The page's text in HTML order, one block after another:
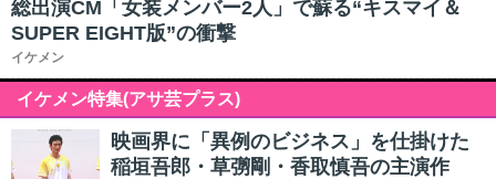
総出演CM「女装メンバー2人」で蘇る“キスマイ＆
SUPER EIGHT版”の衝撃
イケメン
イケメン特集(アサ芸プラス)
映画界に「異例のビジネス」を仕掛けた
稲垣吾郎・草彅剛・香取慎吾の主演作